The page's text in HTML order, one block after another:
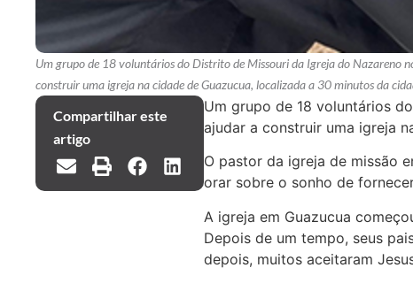
Um grupo de 18 voluntários do Distrito de Missouri da Igreja do Nazareno
construir uma igreja na cidade de Guazucua, localizada a 30 minutos da
Compartilhar este
artigo
Um grupo de 18 voluntários
ajudar a construir uma igreja
O pastor da igreja de missão
orar sobre o sonho de
A igreja em Guazucua
Depois de um tempo, seus
depois, muitos aceitaram